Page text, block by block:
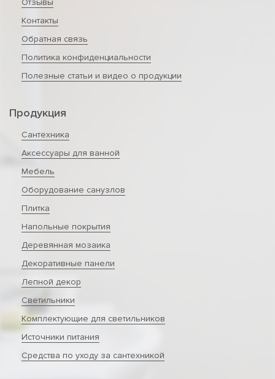
Отзывы
Контакты
Обратная связь
Политика конфиденциальности
Полезные статьи и видео о продукции
Продукция
Сантехника
Аксессуары для ванной
Мебель
Оборудование санузлов
Плитка
Напольные покрытия
Деревянная мозаика
Декоративные панели
Лепной декор
Светильники
Комплектующие для светильников
Источники питания
Средства по уходу за сантехникой